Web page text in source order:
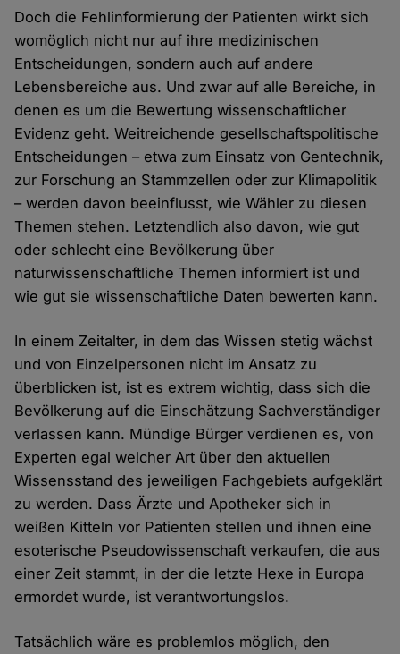
Doch die Fehlinformierung der Patienten wirkt sich
womöglich nicht nur auf ihre medizinischen
Entscheidungen, sondern auch auf andere
Lebensbereiche aus. Und zwar auf alle Bereiche, in
denen es um die Bewertung wissenschaftlicher
Evidenz geht. Weitreichende gesellschaftspolitische
Entscheidungen – etwa zum Einsatz von Gentechnik,
zur Forschung an Stammzellen oder zur Klimapolitik
– werden davon beeinflusst, wie Wähler zu diesen
Themen stehen. Letztendlich also davon, wie gut
oder schlecht eine Bevölkerung über
naturwissenschaftliche Themen informiert ist und
wie gut sie wissenschaftliche Daten bewerten kann.
In einem Zeitalter, in dem das Wissen stetig wächst
und von Einzelpersonen nicht im Ansatz zu
überblicken ist, ist es extrem wichtig, dass sich die
Bevölkerung auf die Einschätzung Sachverständiger
verlassen kann. Mündige Bürger verdienen es, von
Experten egal welcher Art über den aktuellen
Wissensstand des jeweiligen Fachgebiets aufgeklärt
zu werden. Dass Ärzte und Apotheker sich in
weißen Kitteln vor Patienten stellen und ihnen eine
esoterische Pseudowissenschaft verkaufen, die aus
einer Zeit stammt, in der die letzte Hexe in Europa
ermordet wurde, ist verantwortungslos.
Tatsächlich wäre es problemlos möglich, den